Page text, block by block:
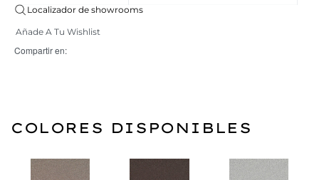
Localizador de showrooms
Añade A Tu Wishlist
Compartir en:
COLORES DISPONIBLES